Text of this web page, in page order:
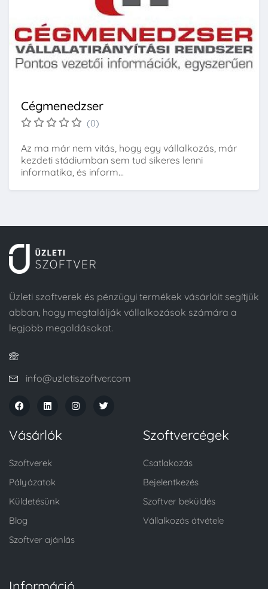
Cégmenedzser
(0)
Az ma már nem vitás, hogy egy vállalkozás, már
kezdeti stádiumban sem tud sikeres lenni
informatika, és inform...
Üzleti szoftverek és pénzügyi termékek vásárlóit segítjük
abban, hogy megtalálják vállalkozások számára a
legjobb megoldásokat.
info@uzletiszoftver.com
Vásárlók
Szoftverek
Pályázatok
Küldetésünk
Blog
Szoftver ajánlás
Szoftvercégek
Csatlakozás
Bejelentkezés
Szoftver beküldés
Vállalkozás átvétele